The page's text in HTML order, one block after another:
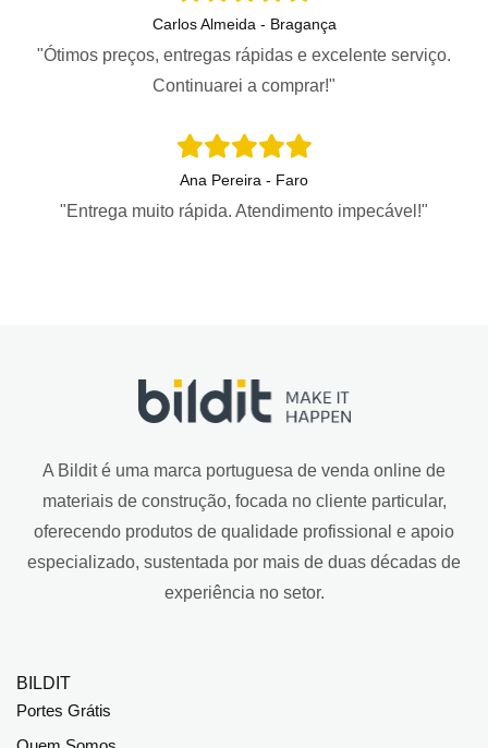
Carlos Almeida - Bragança
"Ótimos preços, entregas rápidas e excelente serviço.
Continuarei a comprar!"
Ana Pereira - Faro
"Entrega muito rápida. Atendimento impecável!"
A Bildit é uma marca portuguesa de venda online de
materiais de construção, focada no cliente particular,
oferecendo produtos de qualidade profissional e apoio
especializado, sustentada por mais de duas décadas de
experiência no setor.
BILDIT
Portes Grátis